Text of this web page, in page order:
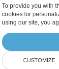
Цены
Платная
О
To provide you with
cookies for
using our site, you
CUSTOMIZE